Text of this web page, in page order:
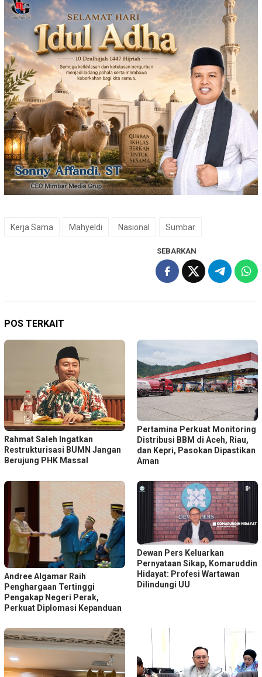
Kerja Sama Mahyeldi Nasional Sumbar
SEBARKAN
POS TERKAIT
Rahmat Saleh Ingatkan
Restrukturisasi BUMN Jangan
Berujung PHK Massal
Pertamina Perkuat Monitoring
Distribusi BBM di Aceh, Riau,
dan Kepri, Pasokan Dipastikan
Aman
Andree Algamar Raih
Penghargaan Tertinggi
Pengakap Negeri Perak,
Perkuat Diplomasi Kepanduan
Dewan Pers Keluarkan
Pernyataan Sikap, Komaruddin
Hidayat: Profesi Wartawan
Dilindungi UU